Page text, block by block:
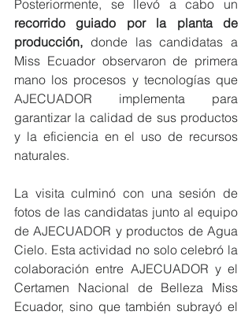
recorrido guiado por la planta de
producción, donde las candidatas a
Miss Ecuador observaron de primera
mano los procesos y tecnologías que
AJECUADOR implementa para
garantizar la calidad de sus productos
y la eficiencia en el uso de recursos
naturales.
La visita culminó con una sesión de
fotos de las candidatas junto al equipo
de AJECUADOR y productos de Agua
Cielo. Esta actividad no solo celebró la
colaboración entre AJECUADOR y el
Certamen Nacional de Belleza Miss
Ecuador, sino que también subrayó el